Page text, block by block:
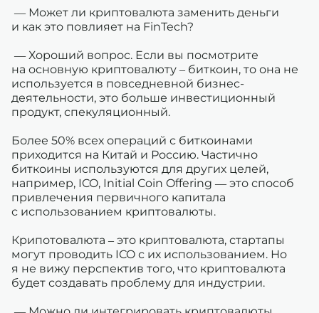
— Может ли криптовалюта заменить деньги
и как это повлияет на FinTech?
— Хороший вопрос. Если вы посмотрите
на основную криптовалюту – биткоин, то она не
используется в повседневной бизнес-
деятельности, это больше инвестиционный
продукт, спекуляционный.
Более 50% всех операций с биткоинами
приходится на Китай и Россию. Частично
биткоины используются для других целей,
например, ICO, Initial Coin Offering — это способ
привлечения первичного капитала
с использованием криптовалюты.
Крипотовалюта – это криптовалюта, стартапы
могут проводить ICO с их использованием. Но
я не вижу перспектив того, что криптовалюта
будет создавать проблему для индустрии.